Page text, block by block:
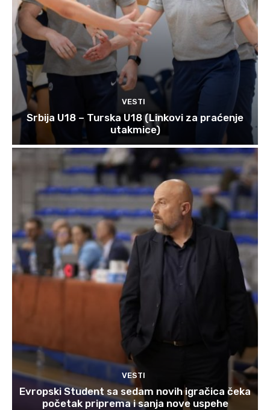
VESTI
Srbija U18 – Turska U18 (Linkovi za praćenje
utakmice)
VESTI
Evropski Student sa sedam novih igračica čeka
početak priprema i sanja nove uspehe